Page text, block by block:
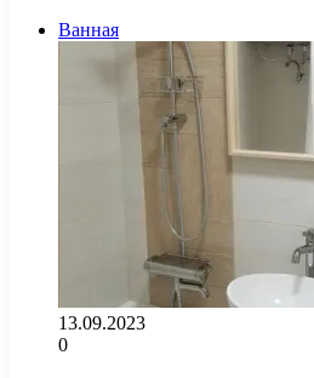
Ванная
13.09.2023
0